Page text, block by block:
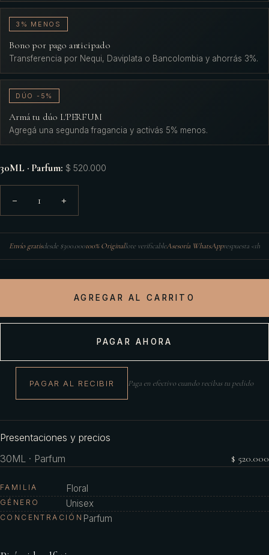
3% MENOS
Bono por pago anticipado
Transferencia por Nequi, Daviplata o Bancolombia y ahorrás 3%.
DÚO -5%
Armá tu dúo L'PERFUM
Agregá una segunda fragancia y activás 5% menos.
30ML · Parfum: $ 520.000
− 1 +
Envío gratisdesde $300.000100% Originallote verificableAsesoría WhatsApprespuesta <1h
AGREGAR AL CARRITO
PAGAR AHORA
PAGAR AL RECIBIR Paga en efectivo cuando recibas tu pedido
Presentaciones y precios
30ML · Parfum
$ 520.000
FAMILIA Floral
GÉNERO Unisex
CONCENTRACIÓN Parfum